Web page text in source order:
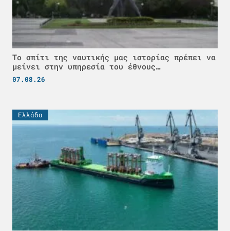
Το σπίτι της ναυτικής μας ιστορίας πρέπει να
μείνει στην υπηρεσία του έθνους…
07.08.26
Ελλάδα